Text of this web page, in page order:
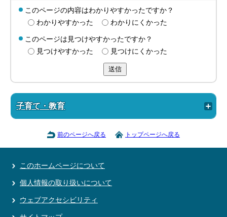
このページの内容はわかりやすかったですか？
わかりやすかった
わかりにくかった
このページは見つけやすかったですか？
見つけやすかった
見つけにくかった
送信
子育て・教育
前のページへ戻る トップページへ戻る
このホームページについて
個人情報の取り扱いについて
ウェブアクセシビリティ